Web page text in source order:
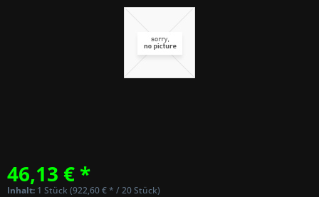
46,13 € *
Inhalt: 1 Stück (922,60 € * / 20 Stück)